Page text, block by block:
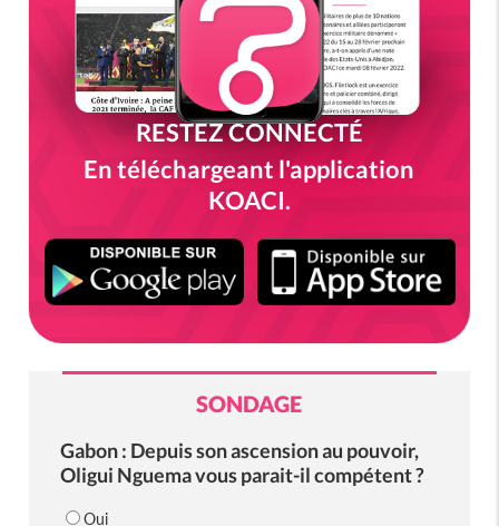
RESTEZ CONNECTÉ
En téléchargeant l'application
KOACI.
SONDAGE
Gabon : Depuis son ascension au pouvoir,
Oligui Nguema vous parait-il compétent ?
Oui